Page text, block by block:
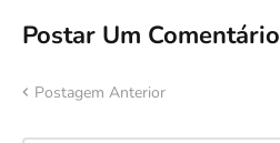
Postar Um Comentário
Postagem Anterior